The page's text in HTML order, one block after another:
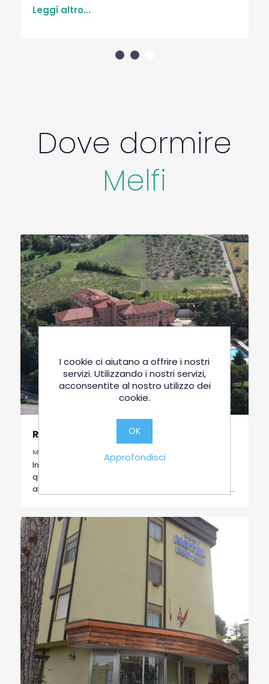
Leggi altro...
Dove dormire
Melfi
Relais La Fattoria
MELFI
Immerso in un parco secolare tra vigneti e uliveti,
querce a faggi maestosi, il Relais La Fattoria si
affaccia sulla Valle dell’Ofanto, al centro di uno dei
I cookie ci aiutano a offrire i nostri
servizi. Utilizzando i nostri servizi,
acconsentite al nostro utilizzo dei
cookie.
OK
Approfondisci